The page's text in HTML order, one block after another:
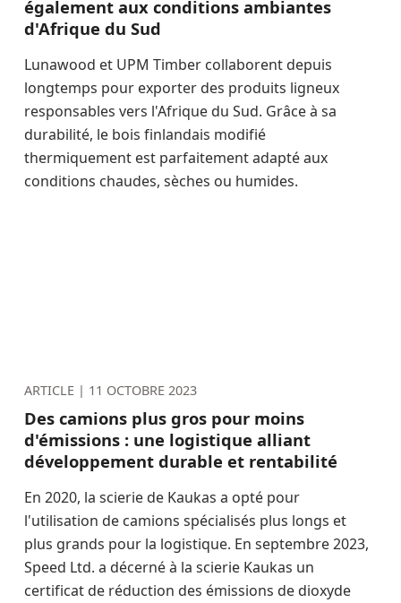
également aux conditions ambiantes
d'Afrique du Sud
Lunawood et UPM Timber collaborent depuis
longtemps pour exporter des produits ligneux
responsables vers l'Afrique du Sud. Grâce à sa
durabilité, le bois finlandais modifié
thermiquement est parfaitement adapté aux
conditions chaudes, sèches ou humides.
ARTICLE | 11 OCTOBRE 2023
Des camions plus gros pour moins
d'émissions : une logistique alliant
développement durable et rentabilité
En 2020, la scierie de Kaukas a opté pour
l'utilisation de camions spécialisés plus longs et
plus grands pour la logistique. En septembre 2023,
Speed Ltd. a décerné à la scierie Kaukas un
certificat de réduction des émissions de dioxyde